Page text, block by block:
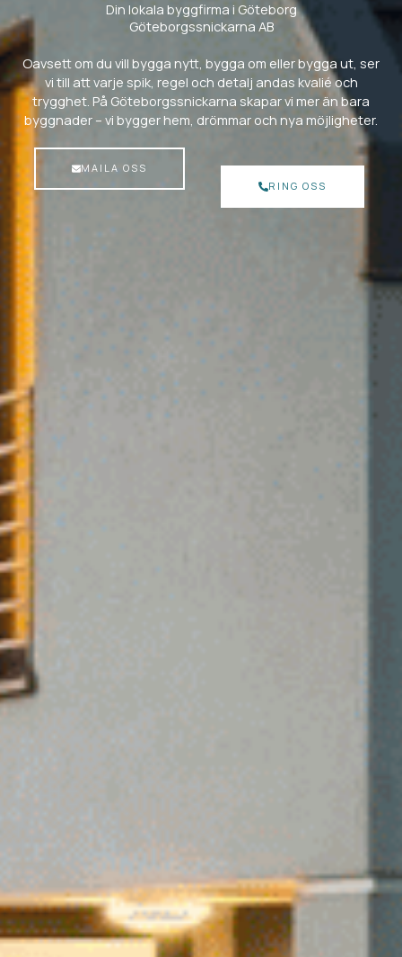
Din lokala byggfirma i Göteborg
Göteborgssnickarna AB
Oavsett om du vill bygga nytt, bygga om eller bygga ut, ser
vi till att varje spik, regel och detalj andas kvalié och
trygghet. På Göteborgssnickarna skapar vi mer än bara
byggnader – vi bygger hem, drömmar och nya möjligheter.
MAILA OSS
RING OSS